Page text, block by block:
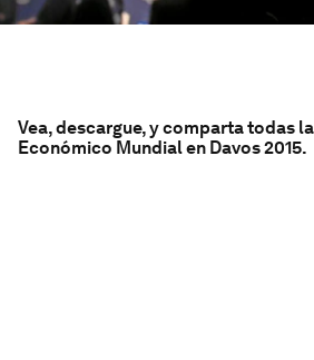
Vea, descargue, y comparta todas
Económico Mundial en Davos 2015.